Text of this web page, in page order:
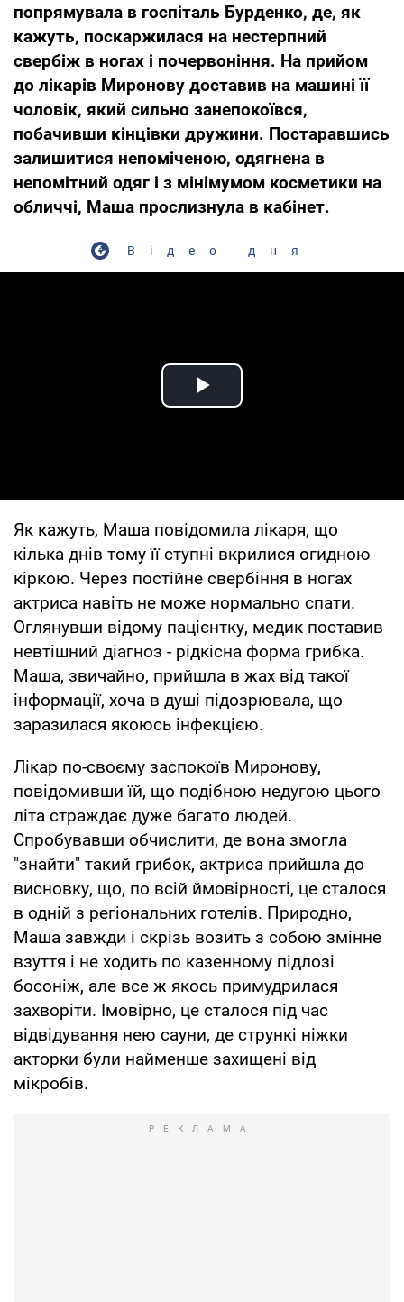
попрямувала в госпіталь Бурденко, де, як
кажуть, поскаржилася на нестерпний
свербіж в ногах і почервоніння. На прийом
до лікарів Миронову доставив на машині її
чоловік, який сильно занепокоївся,
побачивши кінцівки дружини. Постаравшись
залишитися непоміченою, одягнена в
непомітний одяг і з мінімумом косметики на
обличчі, Маша прослизнула в кабінет.
Відео дня
Play Video
Як кажуть, Маша повідомила лікаря, що
кілька днів тому її ступні вкрилися огидною
кіркою. Через постійне свербіння в ногах
актриса навіть не може нормально спати.
Оглянувши відому пацієнтку, медик поставив
невтішний діагноз - рідкісна форма грибка.
Маша, звичайно, прийшла в жах від такої
інформації, хоча в душі підозрювала, що
заразилася якоюсь інфекцією.
Лікар по-своєму заспокоїв Миронову,
повідомивши їй, що подібною недугою цього
літа страждає дуже багато людей.
Спробувавши обчислити, де вона змогла
"знайти" такий грибок, актриса прийшла до
висновку, що, по всій ймовірності, це сталося
в одній з регіональних готелів. Природно,
Маша завжди і скрізь возить з собою змінне
взуття і не ходить по казенному підлозі
босоніж, але все ж якось примудрилася
захворіти. Імовірно, це сталося під час
відвідування нею сауни, де стрункі ніжки
акторки були найменше захищені від
мікробів.